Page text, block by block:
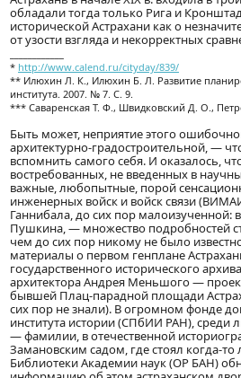
обладали тогда только Рига и
исторической Астрахани как о
от узости взгляда и некорректных
* http://www.calend.ru/cityday/839/
** Илюхин Л. К., Илюхин Б. Л. Развитие
института. 2007. № 7. С. 9.
*** Саваренская Т. Ф., Швидковский Д. О.,
Быть может, неприятие этого
архитектурно-градостроительной, —
вспомнить самого себя. И оказалось,
востребованных, не введенных в
важные, любопытные, порой
инженерных войск и войск связи
Ганнибала, до сих пор малоизученной:
Пушкина, — множество подробностей
чем до сих пор никому не было
материалы о первом генплане
государственного исторического
архитектора Андрея Меньшого —
бывшей Плац-парадной площади
сих пор не знали). В огромном фонде
института истории (СПбИИ РАН), среди
— фамилии, в отечественной
Замановским садом, где стоял когда-
Библиотеки Академии наук (ОР БАН)